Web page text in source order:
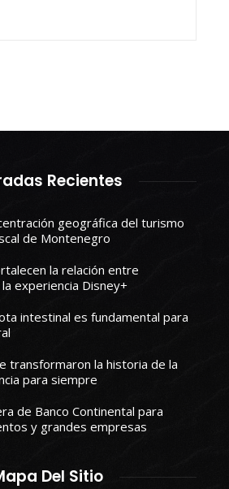
Recientes
geográfica del turismo
de Montenegro
la relación entre
experiencia Disney+
intestinal es fundamental para
transformaron la historia de la
para siempre
de Banco Continental para
y grandes empresas
Del Sitio